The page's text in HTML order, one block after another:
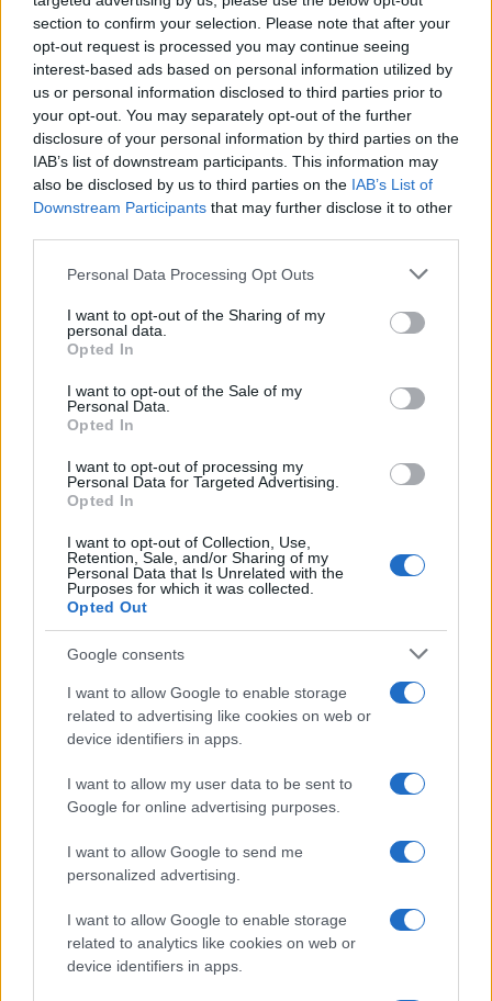
section to confirm your selection. Please note that after your
opt-out request is processed you may continue seeing
interest-based ads based on personal information utilized by
us or personal information disclosed to third parties prior to
your opt-out. You may separately opt-out of the further
disclosure of your personal information by third parties on the
IAB’s list of downstream participants. This information may
also be disclosed by us to third parties on the IAB’s List of
Downstream Participants that may further disclose it to other
Please note that this website/app uses one or more Google
not limited to your visit or usage behaviour. You may click to
grant or deny consent to Google and its third-party tags to
use your data for below specified purposes in below Google
consent section.
Personal Data Processing Opt Outs
I want to opt-out of the Sharing of my
personal data.
Opted In
I want to opt-out of the Sale of my
Personal Data.
Opted In
I want to opt-out of processing my
Personal Data for Targeted Advertising.
Opted In
I want to opt-out of Collection, Use,
Retention, Sale, and/or Sharing of my
Personal Data that Is Unrelated with the
Purposes for which it was collected.
Opted Out
Google consents
I want to allow Google to enable storage
related to advertising like cookies on web or
device identifiers in apps.
I want to allow my user data to be sent to
Google for online advertising purposes.
I want to allow Google to send me
personalized advertising.
I want to allow Google to enable storage
related to analytics like cookies on web or
device identifiers in apps.
04/10/2025 - 16:38
Κεραμέως: Fast track προσλήψεις
με ένα ψηφιακό έγγραφο για τους
όρους εργασίας
28/09/2025 - 21:50
Κεραμέως: Τι αλλάζει σε ωράριο,
προϋποθέσεις
03/07/2025 - 13:01
Έρχονται νέα προγράμματα
εργαζόμενους στηρίζουν
Τι ανακοίνωσε η Κεραμέως για
Αναδρομικά σε χιλιάδες μητέρες
09/07/2024 - 19:36